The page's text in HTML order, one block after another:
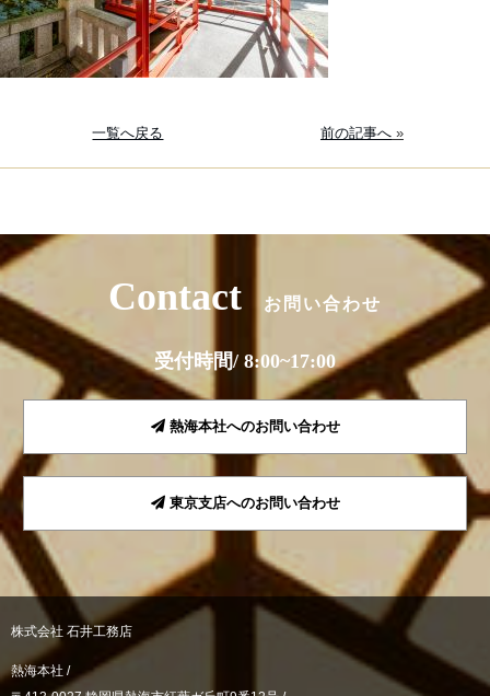
一覧へ戻る 前の記事へ»
Contact お問い合わせ
受付時間/ 8:00~17:00
熱海本社へのお問い合わせ
東京支店へのお問い合わせ
株式会社 石井工務店
熱海本社 /